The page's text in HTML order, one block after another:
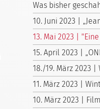
Was bisher
10. Juni 2023 |
13. Mai 2023 |
15. April 2023 |
18./19. März 2023
11. März 2023 |
10. März 2023 |